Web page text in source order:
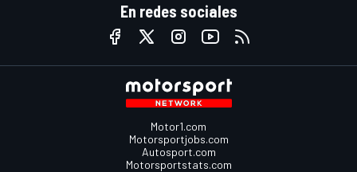
En redes sociales
Motor1.com
Motorsportjobs.com
Autosport.com
Motorsportstats.com